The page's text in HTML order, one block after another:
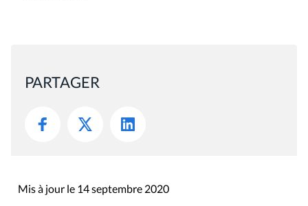
PARTAGER
Mis à jour le 14 septembre 2020